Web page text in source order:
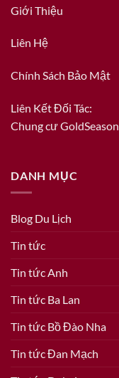
Giới Thiệu
Liên Hệ
Chính Sách Bảo Mật
Liên Kết Đối Tác:
Chung cư GoldSeason
DANH MỤC
Blog Du Lịch
Tin tức
Tin tức Anh
Tin tức Ba Lan
Tin tức Bồ Đào Nha
Tin tức Đan Mạch